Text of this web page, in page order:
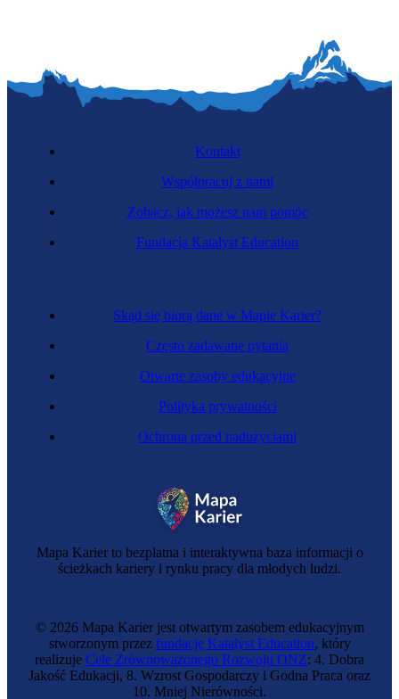
Lakierniczka
Mechaniczka samochodowa
Mapa Karier to bezpłatna i interaktywna baza informacji o
ścieżkach kariery i rynku pracy dla młodych ludzi.
Skąd się biorą dane w Mapie Karier?
Często zadawane pytania
Otwarte zasoby edukacyjne
Polityka prywatności
Ochrona przed nadużyciami
Kontakt
Współpracuj z nami
Zobacz, jak możesz nam pomóc
Fundacja Katalyst Education
© 2026 Mapa Karier jest otwartym zasobem edukacyjnym
stworzonym przez fundację Katalyst Education, który
realizuje Cele Zrównoważonego Rozwoju ONZ: 4. Dobra
Jakość Edukacji, 8. Wzrost Gospodarczy i Godna Praca oraz
10. Mniej Nierówności.